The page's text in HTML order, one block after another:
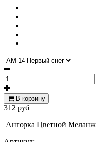
В корзину
312 руб
Ангорка Цветной Меланж